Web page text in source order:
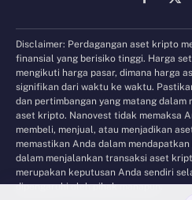
Facebook
X
Disclaimer: Perdagangan aset kripto
finansial yang berisiko tinggi. Harga
mengikuti harga pasar, dimana harga
signifikan dari waktu ke waktu.
dan pertimbangan yang matang dalam
aset kripto. Nanovest tidak memaksa
membeli, menjual, atau menjadikan
memastikan Anda dalam
dalam menjalankan transaksi aset
merupakan keputusan Anda sendiri
dipengaruhi oleh pihak manapun.